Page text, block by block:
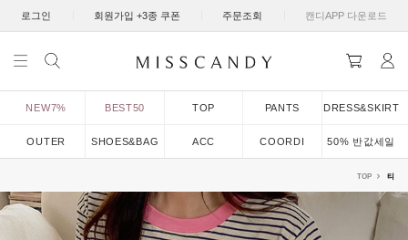
로그인 회원가입 +3종 쿠폰 주문조회 캔디APP 다운로드
NEW7% BEST50 TOP PANTS DRESS&SKIRT
OUTER SHOES&BAG ACC COORDI 50% 반값세일
TOP 티